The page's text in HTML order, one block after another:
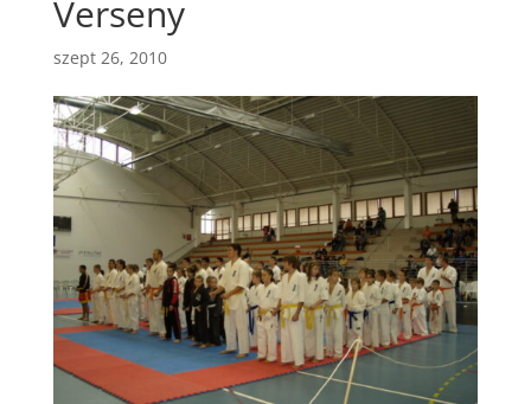
Verseny
szept 26, 2010